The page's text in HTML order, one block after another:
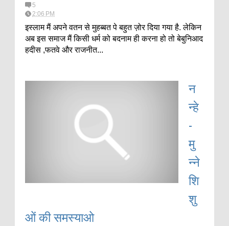
5
2:06 PM
इस्लाम मैं अपने वतन से मुहब्बत पे बहुत ज़ोर दिया गया है. लेकिन
अब इस समाज मैं किसी धर्म को बदनाम ही करना हो तो बेबुनिआद
हदीस ,फतवे और राजनीत...
न
न्हे
-
मु
न्ने
शि
शु
ओं की समस्याओ